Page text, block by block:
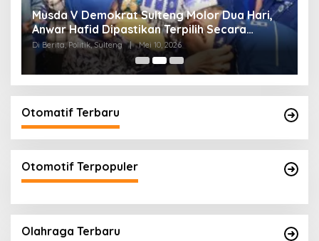
Musda V Demokrat Sulteng Molor Dua Hari,
Anwar Hafid Dipastikan Terpilih Secara
Aklamasi
Di Berita, Politik, Sulteng | Mei 10, 2026
Otomatif Terbaru
Otomotif Terpopuler
Olahraga Terbaru